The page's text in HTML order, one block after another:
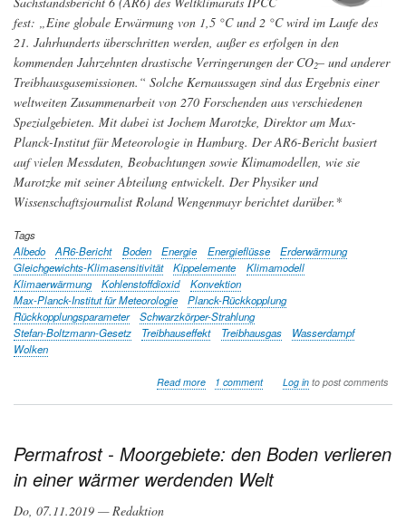
Boden
und
hoch
ist
ihre
Biomasse?
fest: „Eine globale Erwärmung von 1,5 °C und 2 °C wird im Laufe des
21. Jahrhunderts überschritten werden, außer es erfolgen in den
kommenden Jahrzehnten drastische Verringerungen der CO2– und anderer
Treibhausgasemissionen.“ Solche Kernaussagen sind das Ergebnis einer
weltweiten Zusammenarbeit von 270 Forschenden aus verschiedenen
Spezialgebieten. Mit dabei ist Jochem Marotzke, Direktor am Max-
Planck-Institut für Meteorologie in Hamburg. Der AR6-Bericht basiert
auf vielen Messdaten, Beobachtungen sowie Klimamodellen, wie sie
Marotzke mit seiner Abteilung entwickelt. Der Physiker und
Wissenschaftsjournalist Roland Wengenmayr berichtet darüber.*
Tags
Albedo
AR6-Bericht Boden Energie Energieflüsse
Erderwärmung
Gleichgewichts-Klimasensitivität
Kippelemente
Klimamodell
Klimaerwärmung
Kohlenstoffdioxid
Konvektion
Max-Planck-Institut für Meteorologie
Planck-Rückkopplung
Rückkopplungsparameter
Schwarzkörper-Strahlung
Stefan-Boltzmann-Gesetz
Treibhauseffekt Treibhausgas
Wasserdampf
Wolken
Read moreabout
-
Wie
Forschung
1 comment Log into post comments
Permafrost - Moorgebiete: den Boden verlieren
in einer wärmer werdenden Welt
Do, 07.11.2019 — Redaktion